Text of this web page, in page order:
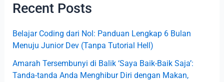
c
r
Recent Posts
Belajar Coding dari Nol: Panduan Lengkap 6 Bulan
Menuju Junior Dev (Tanpa Tutorial Hell)
Amarah Tersembunyi di Balik ‘Saya Baik-Baik Saja’:
Tanda-tanda Anda Menghibur Diri dengan Makan,